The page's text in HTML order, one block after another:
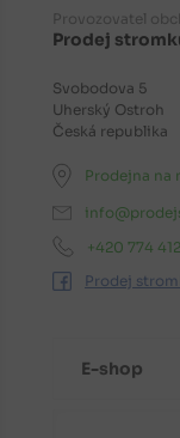
Provozovatel
Prodej
Svobodova 5
Uherský Ostroh
Česká republika
Prodejna na
+420 774
Prodej
E-shop